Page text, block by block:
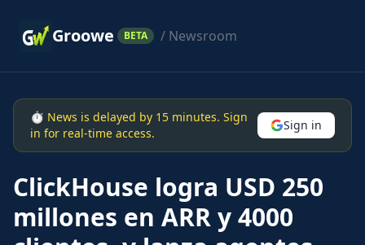
Groowe BETA / Newsroom
⏱ News is delayed by 15 minutes. Sign
in for real-time access.
Sign in
ClickHouse logra USD 250
millones en ARR y 4000